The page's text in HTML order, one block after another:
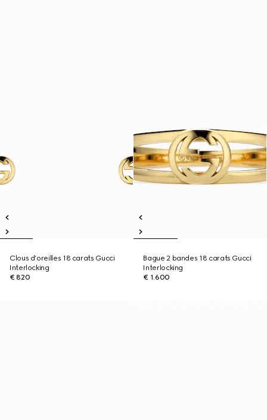
Clous d’oreilles 18 carats Gucci
Interlocking
€ 820
Bague 2 bandes 18 carats Gucci
Interlocking
€ 1.600